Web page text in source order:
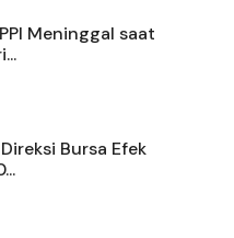
Meninggal saat
Bursa Efek